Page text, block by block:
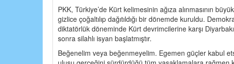
PKK, Türkiye’de Kürt kelimesinin ağıza alınmasının
gizlice çoğaltılıp dağıtıldığı bir dönemde kuruldu.
diktatörlük döneminde Kürt devrimcilerine karşı
sonra silahlı isyan başlatmıştır.
Beğenelim veya beğenmeyelim. Egemen güçler kabul